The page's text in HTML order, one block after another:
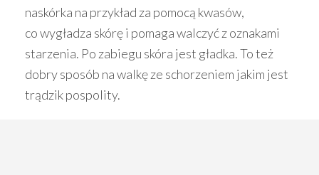
naskórka na przykład za pomocą kwasów,
co wygładza skórę i pomaga walczyć z oznakami
starzenia. Po zabiegu skóra jest gładka. To też
dobry sposób na walkę ze schorzeniem jakim jest
trądzik pospolity.